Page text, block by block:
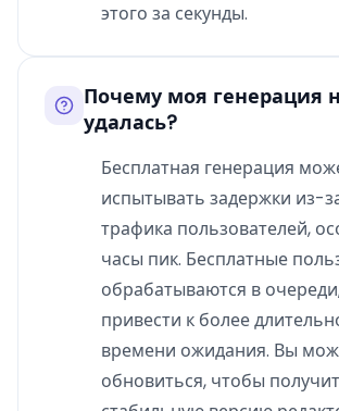
этого за секунды.
Почему моя генерация
удалась?
Бесплатная генерация
испытывать задержки из-
трафика пользователей,
часы пик. Бесплатные
обрабатываются в
привести к более
времени ожидания. Вы
обновиться, чтобы